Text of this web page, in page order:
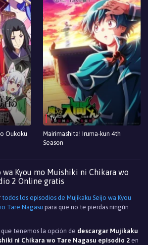
Oukoku
TV
Mairimashita! Iruma-kun 4th
Season
Kyou mo Muishiki ni Chikara wo
2 Online gratis
todos los episodios de Mujikaku Seijo wa Kyou
Tare Nagasu para que no te pierdas ningún
tenemos la opción de descargar Mujikaku
ni Chikara wo Tare Nagasu episodio 2 en